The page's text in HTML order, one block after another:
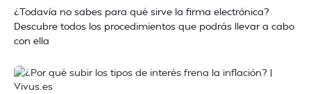
¿Todavía no sabes para qué sirve la firma electrónica?
Descubre todos los procedimientos que podrás llevar a cabo
con ella